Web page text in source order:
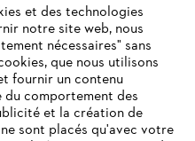
et des technologies
notre site web, nous
nécessaires" sans
que nous utilisons
fournir un contenu
comportement des
et la création de
sont placés qu'avec votre